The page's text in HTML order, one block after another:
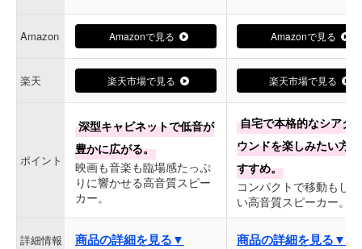
Amazon Amazonで見る Amazonで見る
楽天 楽天市場で見る 楽天市場で見る
ポイント
深型キャビネットで低音が
豊かに広がる。
映画も音楽も臨場感たっぷ
りに響かせる高音質スピー
カー。
自宅で本格的なシアタ
ウンドを楽しみたい方
すすめ。
コンパクトで移動もし
い高音質スピーカー。
詳細情報 商品の詳細を見る▼ 商品の詳細を見る▼